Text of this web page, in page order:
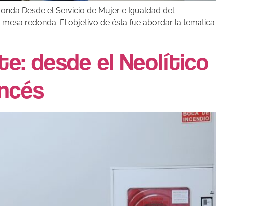
Desde el Servicio de Mujer e Igualdad del
redonda. El objetivo de ésta fue abordar la temática
desde el Neolítico